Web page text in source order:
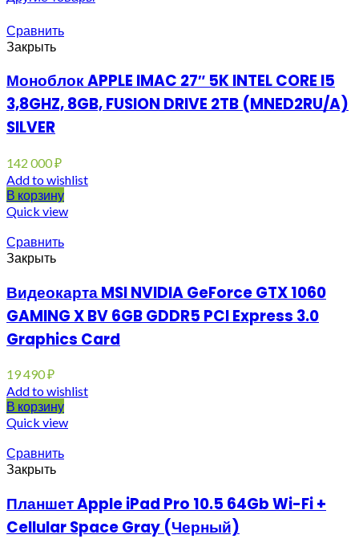
Сравнить
Закрыть
Моноблок APPLE IMAC 27″ 5K INTEL CORE I5
3,8GHZ, 8GB, FUSION DRIVE 2TB (MNED2RU/A)
SILVER
142 000₽
Add to wishlist
В корзину
Quick view
Сравнить
Закрыть
Видеокарта MSI NVIDIA GeForce GTX 1060
GAMING X BV 6GB GDDR5 PCI Express 3.0
Graphics Card
19 490₽
Add to wishlist
В корзину
Quick view
Сравнить
Закрыть
Планшет Apple iPad Pro 10.5 64Gb Wi-Fi +
Cellular Space Gray (Черный)